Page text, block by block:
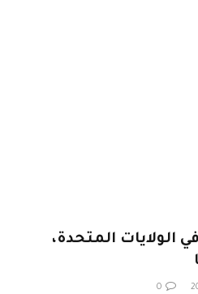
الولايات المتحدة،
0